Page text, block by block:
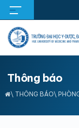
Thông báo
\ THÔNG BÁO\